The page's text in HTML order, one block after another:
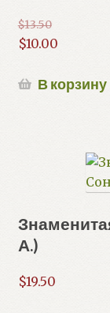
$13.50
составляла
$10.00
цена:В корзину
А.)
$19.50